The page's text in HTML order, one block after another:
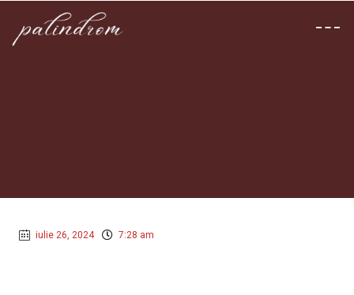
iulie 26, 2024 7:28 am